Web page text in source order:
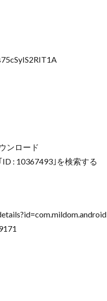
ンロード
: 10367493｣を検索する